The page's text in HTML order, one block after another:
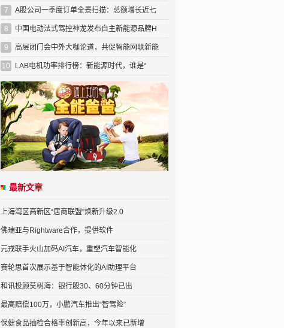
7 A股公司一季度订单全景扫描：总额增长近七
8 中国电动法式驾控神龙发布自主新能源品牌H
9 高层闭门会中外大咖论道，共促智能网联新能
10 LAB电机功率排行榜：新能源时代，谁是“
最新文章
上海湾区高新区“居商联盟”焕新升级2.0
佛瑞亚与Rightware合作，提供软件
元戎联手火山加码AI汽车，重塑汽车智能化
赛轮思首次展示基于智能体化的AI助理平台
和讯投顾莫树海：银行股30、60分钟已出
最高赔偿100万，小鹏汽车推出“智驾险”
保健食品抽检合格率创新高，今年以来已新增